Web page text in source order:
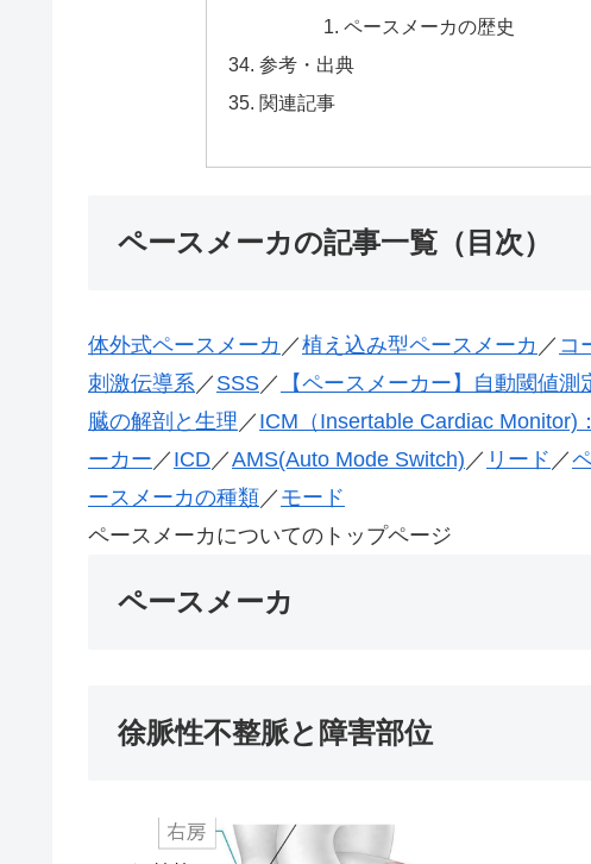
ペースメーカの歴史
参考・出典
関連記事
ペースメーカの記事一覧（目次）
体外式ペースメーカ ／植え込み型ペースメーカ ／ コ
刺激伝導系／ SSS／ 【ペースメーカー】自動閾値測
臓の解剖と生理 ／ ICM（Insertable Cardiac Monitor)
ーカー ／ ICD／AMS(Auto Mode Switch) ／ リード ／
ースメーカの種類／ モード
ペースメーカについてのトップページ
ペースメーカ
徐脈性不整脈と障害部位